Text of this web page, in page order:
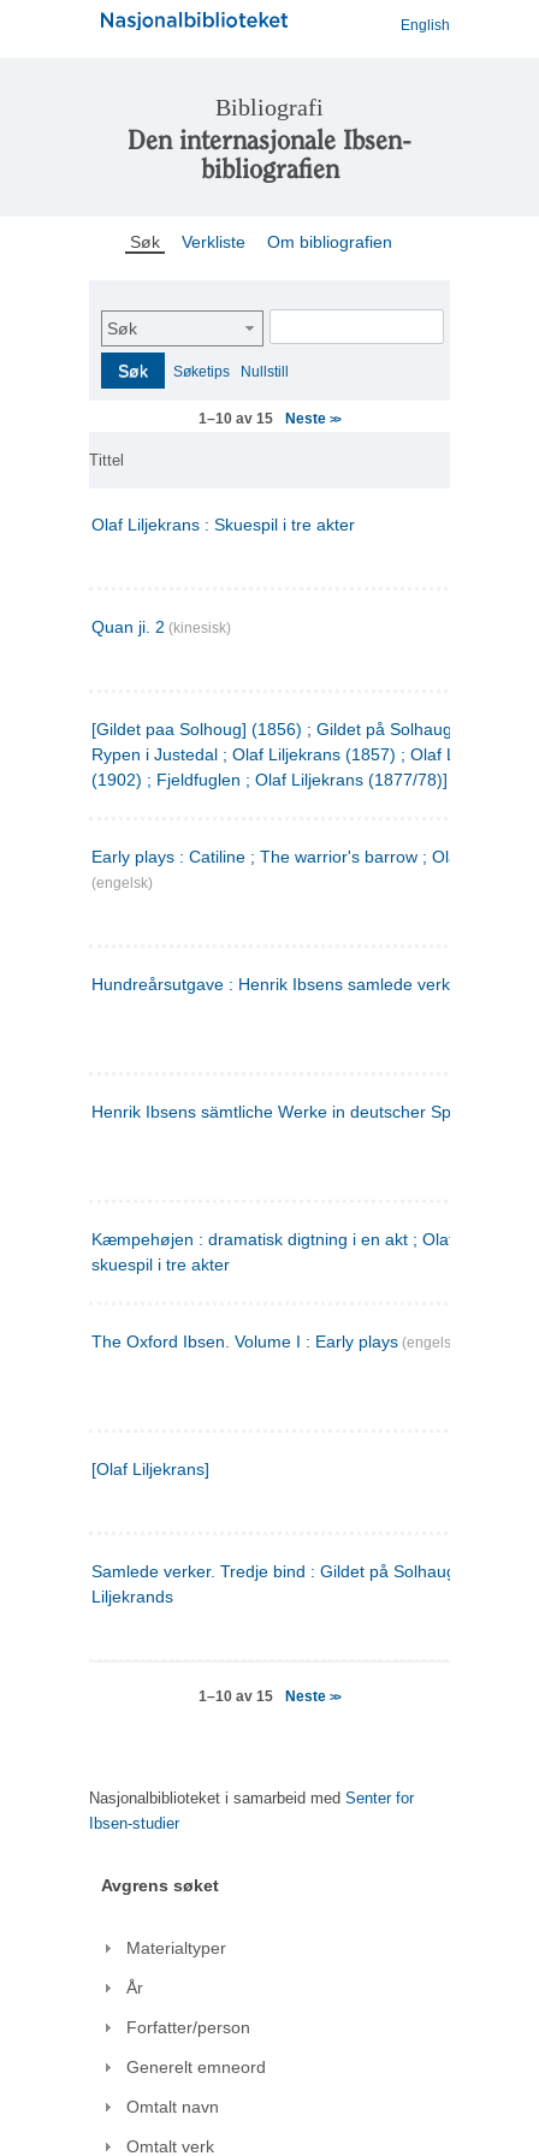
English
Bibliografi
Den internasjonale Ibsen-
bibliografien
Søk Verkliste Om bibliografien
Søk
Søk Søketips Nullstill
1–10 av 15 Neste>>
Tittel
Olaf Liljekrans : Skuespil i tre akter
Quan ji. 2 (kinesisk)
[Gildet paa Solhoug] (1856) ; Gildet på Solhaug (1883) ;
Rypen i Justedal ; Olaf Liljekrans (1857) ; Olaf Liljekrans
(1902) ; Fjeldfuglen ; Olaf Liljekrans (1877/78)]
Early plays : Catiline ; The warrior's barrow ; Olaf Liljekrans
(engelsk)
Hundreårsutgave : Henrik Ibsens samlede verker. 3
Henrik Ibsens sämtliche Werke in deutscher Sprache. 2
Kæmpehøjen : dramatisk digtning i en akt ; Olaf Liljekrans :
skuespil i tre akter
The Oxford Ibsen. Volume I : Early plays (engelsk)
[Olaf Liljekrans]
Samlede verker. Tredje bind : Gildet på Solhaug ; Olaf
Liljekrands
1–10 av 15 Neste>>
Nasjonalbiblioteket i samarbeid med Senter for
Ibsen-studier
Avgrens søket
Materialtyper
År
Forfatter/person
Generelt emneord
Omtalt navn
Omtalt verk